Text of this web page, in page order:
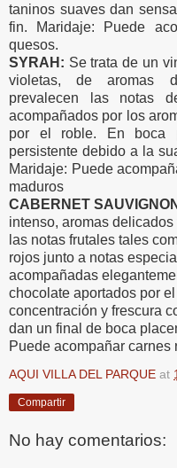
taninos suaves dan
fin. Maridaje: Puede
quesos.
SYRAH: Se trata de un
violetas, de aromas
prevalecen las notas
acompañados por los
por el roble. En boca
persistente debido a la
Maridaje: Puede
maduros
CABERNET
intenso, aromas
las notas frutales tales
rojos junto a notas
acompañadas
chocolate aportados por
concentración y frescura
dan un final de boca
Puede acompañar carnes
AQUI VILLA DEL PARQUE at
Compartir
No hay comentarios: